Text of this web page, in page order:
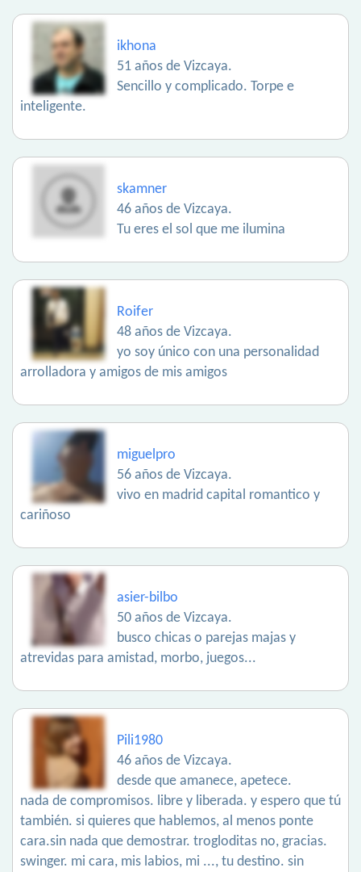
ikhona
51 años de Vizcaya.
Sencillo y complicado. Torpe e
inteligente.
skamner
46 años de Vizcaya.
Tu eres el sol que me ilumina
Roifer
48 años de Vizcaya.
yo soy único con una personalidad
arrolladora y amigos de mis amigos
miguelpro
56 años de Vizcaya.
vivo en madrid capital romantico y
cariñoso
asier-bilbo
50 años de Vizcaya.
busco chicas o parejas majas y
atrevidas para amistad, morbo, juegos...
Pili1980
46 años de Vizcaya.
desde que amanece, apetece.
nada de compromisos. libre y liberada. y espero que tú
también. si quieres que hablemos, al menos ponte
cara.sin nada que demostrar. trogloditas no, gracias.
swinger. mi cara, mis labios, mi ..., tu destino. sin